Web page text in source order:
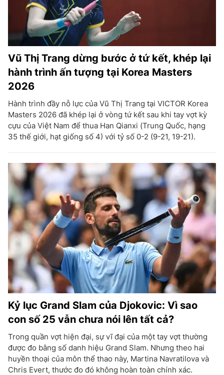
Vũ Thị Trang dừng bước ở tứ kết, khép lại
hành trình ấn tượng tại Korea Masters
2026
Hành trình đầy nỗ lực của Vũ Thị Trang tại VICTOR Korea
Masters 2026 đã khép lại ở vòng tứ kết sau khi tay vợt kỳ
cựu của Việt Nam để thua Han Qianxi (Trung Quốc, hạng
35 thế giới, hạt giống số 4) với tỷ số 0-2 (9-21, 19-21).
Kỷ lục Grand Slam của Djokovic: Vì sao
con số 25 vẫn chưa nói lên tất cả?
Trong quần vợt hiện đại, sự vĩ đại của một tay vợt thường
được đo bằng số danh hiệu Grand Slam. Nhưng theo hai
huyền thoại của môn thể thao này, Martina Navratilova và
Chris Evert, thước đo đó không hoàn toàn chính xác.